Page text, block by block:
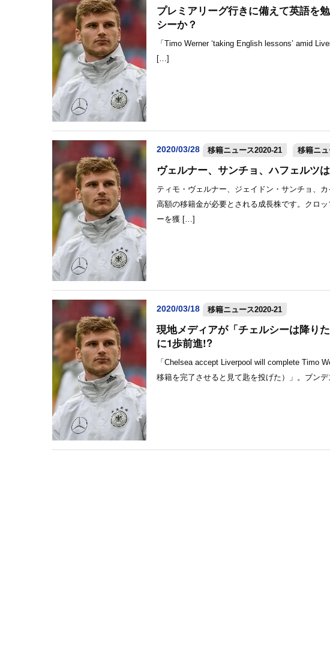
プレミアリーグ行きに備えて英語を
シーか？
「Timo Werner ‘taking English lessons’ amid
[…]
2020/03/28 移籍ニュース2020-21 移籍ニュ
ヴェルナー、サンチョ、ハフェルツ
ティモ・ヴェルナー、ジェイドン・サンチョ、
高額の移籍金が必要とされる成長株です。クロ
ーを獲 […]
2020/03/18 移籍ニュース2020-21
現地メディアが「チェルシーは降り
に1歩前進!?
「Chelsea accept Liverpool will complete Timo
移籍を完了させると見て匙を投げた）」。ブン